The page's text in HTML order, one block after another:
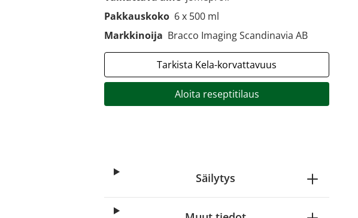
Pakkauskoko 6 x 500 ml
Markkinoija Bracco Imaging Scandinavia AB
Tarkista Kela-korvattavuus
Aloita reseptitilaus
Säilytys